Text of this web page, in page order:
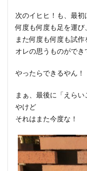
次のイヒヒ！も、最
何度も何度も足を運
また何度も何度も試作
オレの思うものができ
やったらできるやん！
まぁ、最後に「えら
やけど
それはまた今度な！